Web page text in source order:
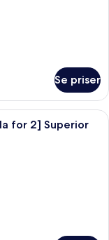
Se priser
hotellrum med en stor
for 2] Superior